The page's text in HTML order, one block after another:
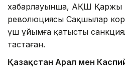
хабарлауынша, АҚШ Қаржы
революциясы Сақшылар
үш ұйымға қатысты
тастаған.
Қазақстан Арал мен